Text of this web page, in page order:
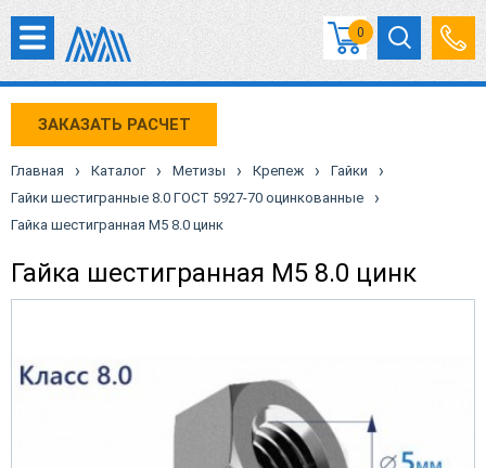
0
ЗАКАЗАТЬ РАСЧЕТ
Главная › Каталог › Метизы › Крепеж › Гайки ›
Гайки шестигранные 8.0 ГОСТ 5927-70 оцинкованные ›
Гайка шестигранная М5 8.0 цинк
Гайка шестигранная М5 8.0 цинк